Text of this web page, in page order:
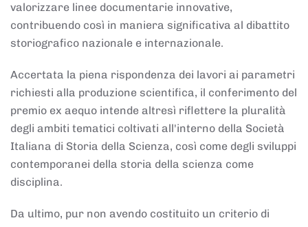
valorizzare linee documentarie innovative,
contribuendo così in maniera significativa al dibattito
storiografico nazionale e internazionale.
Accertata la piena rispondenza dei lavori ai parametri
richiesti alla produzione scientifica, il conferimento del
premio ex aequo intende altresì riflettere la pluralità
degli ambiti tematici coltivati all'interno della Società
Italiana di Storia della Scienza, così come degli sviluppi
contemporanei della storia della scienza come
disciplina.
Da ultimo, pur non avendo costituito un criterio di